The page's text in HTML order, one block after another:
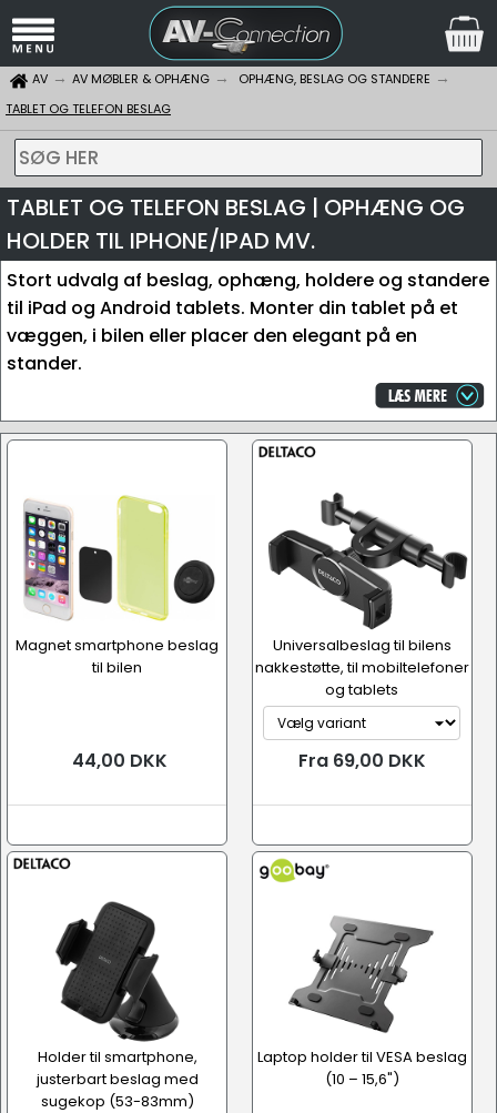
AV AV MØBLER & OPHÆNG
OPHÆNG, BESLAG OG STANDERE
TABLET OG TELEFON BESLAG
SØG HER
TABLET OG TELEFON BESLAG | OPHÆNG OG
HOLDER TIL IPHONE/IPAD MV.
Stort udvalg af beslag, ophæng, holdere og standere
til iPad og Android tablets. Monter din tablet på et
væggen, i bilen eller placer den elegant på en
stander.
Magnet smartphone beslag
til bilen
44,00 DKK
Universalbeslag til bilens
nakkestøtte, til mobiltelefoner
og tablets
Fra 69,00 DKK
Holder til smartphone,
justerbart beslag med
sugekop (53-83mm)
Laptop holder til VESA beslag
(10 – 15,6")